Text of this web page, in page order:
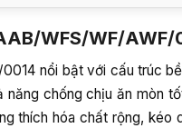
WFS/WF/AWF/
nổi bật với cấu trúc
chống chịu ăn mòn
thích hóa chất rộng,